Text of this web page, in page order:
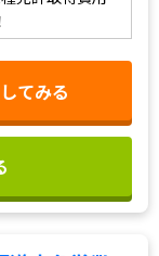
以上の方
免許取得費用
てみる